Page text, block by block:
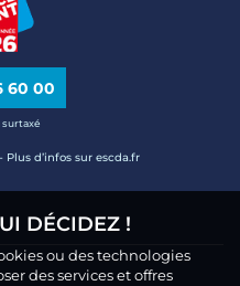
60 00
Plus d’infos sur escda.fr
DÉCIDEZ !
ou des technologies
des services et offres